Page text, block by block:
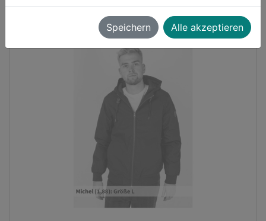
Speichern Alle akzeptieren